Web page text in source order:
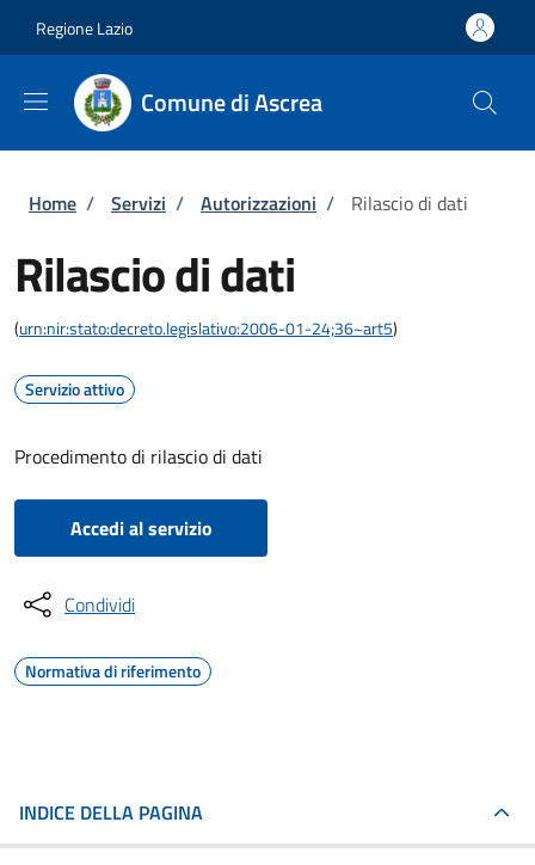
Regione Lazio
Comune di Ascrea
Briciole di pane
Home / Servizi / Autorizzazioni / Rilascio di dati
Rilascio di dati
(urn:nir:stato:decreto.legislativo:2006-01-24;36~art5)
Servizio attivo
Procedimento di rilascio di dati
Accedi al servizio
Condividi
Normativa di riferimento
INDICE DELLA PAGINA